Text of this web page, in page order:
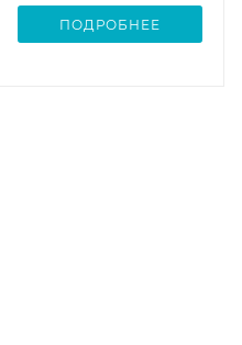
ПОДРОБНЕЕ